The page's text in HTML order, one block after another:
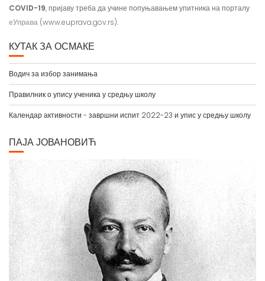
COVID-19, пријаву треба да учине попуњавањем упитника на порталу
еУправа (www.euprava.gov.rs).
КУТАК ЗА ОСМАКЕ
Водич за избор занимања
Правилник о упису ученика у средњу школу
Календар активности - завршни испит 2022-23 и упис у средњу школу
ПАЈА ЈОВАНОВИЋ